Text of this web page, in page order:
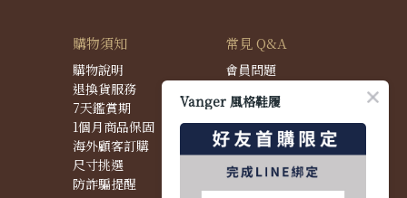
購物須知
購物說明
退換貨服務
7天鑑賞期
1個月商品保固
海外顧客訂購
尺寸挑選
防詐騙提醒
常見 Q&A
會員問題
配送問題
退換貨問題
商品問題
Vanger 風格鞋履